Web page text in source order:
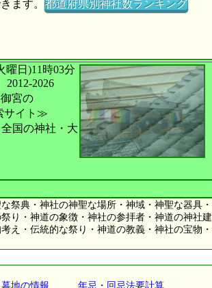
ます。都道府県別神社数ランキング
曜日)11時03分
2012-2026
宮の
サイト≫
全国の神社・大
祭典・神社の神聖な場所・神域・神聖な器具・
り・神道の象徴・神社の参拝者・神道の神社建
え・伝統的な祭り・神道の教義・神社の宝物・
地の情報 年忌・回忌法要計算